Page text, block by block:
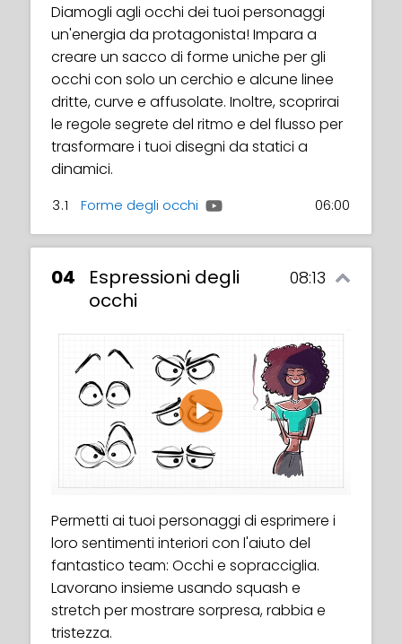
Diamogli agli occhi dei tuoi personaggi
un'energia da protagonista! Impara a
creare un sacco di forme uniche per gli
occhi con solo un cerchio e alcune linee
dritte, curve e affusolate. Inoltre, scoprirai
le regole segrete del ritmo e del flusso per
trasformare i tuoi disegni da statici a
dinamici.
3.1 Forme degli occhi 06:00
04
Espressioni degli
occhi
08:13
Play
Permetti ai tuoi personaggi di esprimere i
loro sentimenti interiori con l'aiuto del
fantastico team: Occhi e sopracciglia.
Lavorano insieme usando squash e
stretch per mostrare sorpresa, rabbia e
tristezza.